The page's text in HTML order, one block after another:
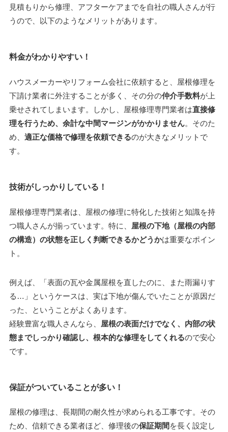
見積もりから修理、アフターケアまでを自社の職人さんが行
うので、以下のようなメリットがあります。
料金がわかりやすい！
ハウスメーカーやリフォーム会社に依頼すると、屋根修理を
下請け業者に外注することが多く、その分の仲介手数料が上
乗せされてしまいます。しかし、屋根修理専門業者は直接修
理を行うため、余計な中間マージンがかかりません。そのた
め、 適正な価格で修理を依頼できるのが大きなメリットで
す。
技術がしっかりしている！
屋根修理専門業者は、屋根の修理に特化した技術と知識を持
つ職人さんが揃っています。特に、 屋根の下地（屋根の内部
の構造）の状態を正しく判断できるかどうかは重要なポイン
ト。
例えば、「表面の瓦や金属屋根を直したのに、また雨漏りす
る…」というケースは、実は下地が傷んでいたことが原因だ
った、ということがよくあります。
経験豊富な職人さんなら、 屋根の表面だけでなく、内部の状
態までしっかり確認し、根本的な修理をしてくれるので安心
です。
保証がついていることが多い！
屋根の修理は、長期間の耐久性が求められる工事です。その
ため、信頼できる業者ほど、修理後の保証期間 を長く設定し